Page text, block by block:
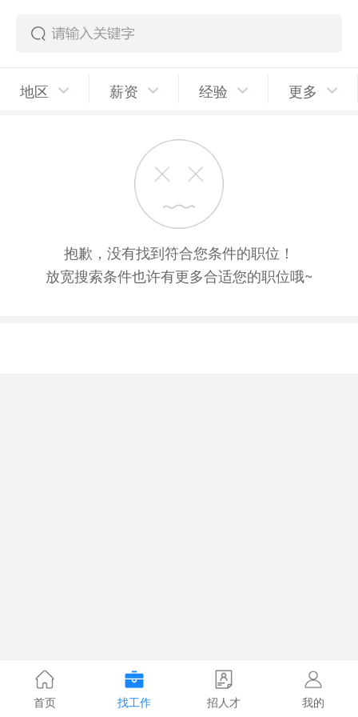
地区 薪资 经验 更多
抱歉，没有找到符合您条件的职位！
放宽搜索条件也许有更多合适您的职位哦~
首页 找工作 招人才 我的